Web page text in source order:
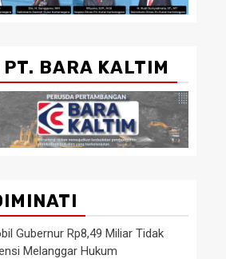
PT. BARA KALTIM
Gubernur Rp8,49 Miliar Tidak
Melanggar Hukum